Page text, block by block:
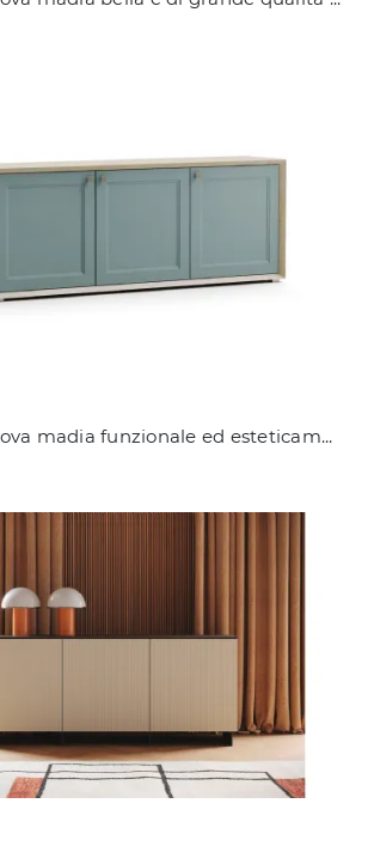
Cerchi una nuova madia funzionale ed esteticamente gradevole dalle linee classiche? Ti offriamo il modello MD 9836 di Giessegi, realizzato in laccato ...